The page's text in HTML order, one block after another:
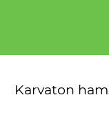
Karvaton